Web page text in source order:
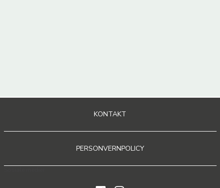
KONTAKT
PERSONVERNPOLICY